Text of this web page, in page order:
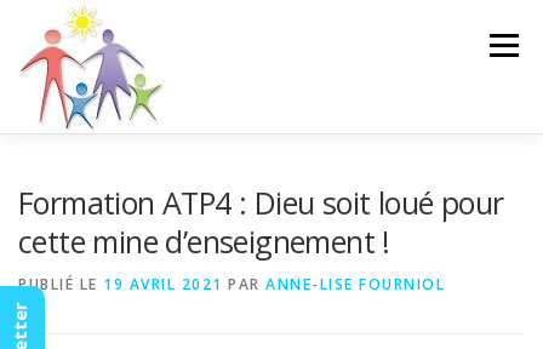
contenu
Menu
Formation ATP4 : Dieu soit loué pour
cette mine d’enseignement !
PUBLIÉ LE 19 AVRIL 2021 PAR ANNE-LISE FOURNIOL